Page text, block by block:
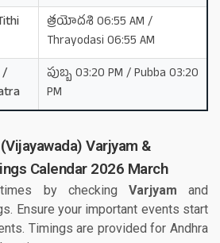
త్రయోదశి 06:55 AM /
Thrayodasi 06:55 AM
/
పుబ్బ 03:20 PM / Pubba 03:20
PM
Varjyam &
Calendar 2026 March
by checking Varjyam and
Ensure your important events start
Timings are provided for Andhra